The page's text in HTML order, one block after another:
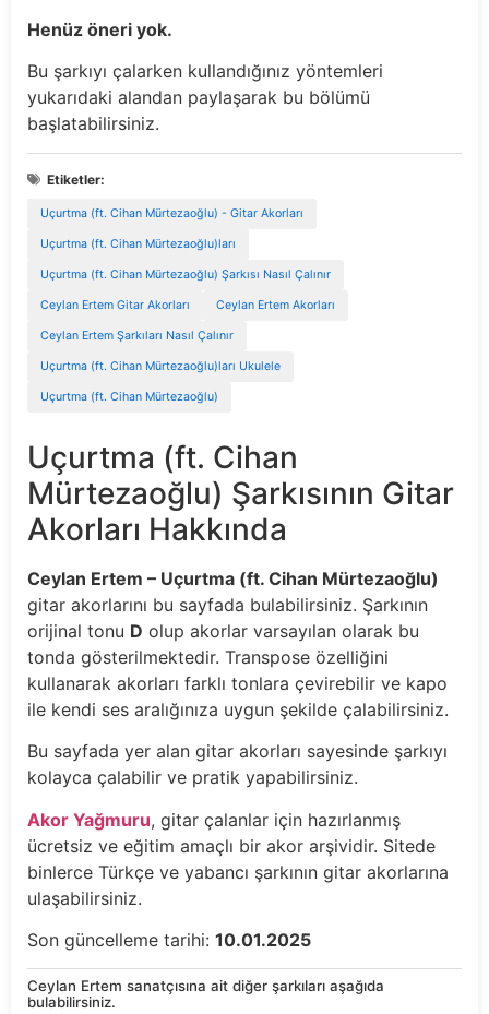
Henüz öneri yok.
Bu şarkıyı çalarken kullandığınız yöntemleri
yukarıdaki alandan paylaşarak bu bölümü
başlatabilirsiniz.
Etiketler:
Uçurtma (ft. Cihan Mürtezaoğlu) - Gitar Akorları
Uçurtma (ft. Cihan Mürtezaoğlu)ları
Uçurtma (ft. Cihan Mürtezaoğlu) Şarkısı Nasıl Çalınır
Ceylan Ertem Gitar Akorları Ceylan Ertem Akorları
Ceylan Ertem Şarkıları Nasıl Çalınır
Uçurtma (ft. Cihan Mürtezaoğlu)ları Ukulele
Uçurtma (ft. Cihan Mürtezaoğlu)
Uçurtma (ft. Cihan
Mürtezaoğlu) Şarkısının Gitar
Akorları Hakkında
Ceylan Ertem – Uçurtma (ft. Cihan Mürtezaoğlu)
gitar akorlarını bu sayfada bulabilirsiniz. Şarkının
orijinal tonu D olup akorlar varsayılan olarak bu
tonda gösterilmektedir. Transpose özelliğini
kullanarak akorları farklı tonlara çevirebilir ve kapo
ile kendi ses aralığınıza uygun şekilde çalabilirsiniz.
Bu sayfada yer alan gitar akorları sayesinde şarkıyı
kolayca çalabilir ve pratik yapabilirsiniz.
Akor Yağmuru, gitar çalanlar için hazırlanmış
ücretsiz ve eğitim amaçlı bir akor arşividir. Sitede
binlerce Türkçe ve yabancı şarkının gitar akorlarına
ulaşabilirsiniz.
Son güncelleme tarihi: 10.01.2025
Ceylan Ertem sanatçısına ait diğer şarkıları aşağıda
bulabilirsiniz.